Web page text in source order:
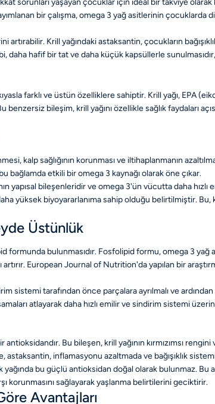
sorunları yaşayan çocuklar için ideal bir takviye
bir çalışma, omega 3 yağ asitlerinin
Krill yağındaki astaksantin, çocukların
daha hafif bir tat ve daha küçük kapsüllerle
farklı ve üstün özelliklere sahiptir. Krill yağı, EPA
bileşim, krill yağını özellikle sağlık faydaları
kalp sağlığının korunması ve iltihaplanmanın
bağlamda etkili bir omega 3 kaynağı olarak öne çıkar.
yapısal bileşenleridir ve omega 3'ün vücutta daha
biyoyararlanıma sahip olduğu belirtilmiştir. Bu,
Üstünlük
formunda bulunmasıdır. Fosfolipid formu, omega 3
European Journal of Nutrition'da yapılan bir
tarafından önce parçalara ayrılmalı ve ardından
atlayarak daha hızlı emilir ve sindirim sistemi
Bu bileşen, krill yağının kırmızımsı
inflamasyonu azaltmada ve bağışıklık
yağında bu güçlü antioksidan doğal olarak bulunmaz.
korunmasını sağlayarak yaşlanma belirtilerini geciktirir.
Avantajları